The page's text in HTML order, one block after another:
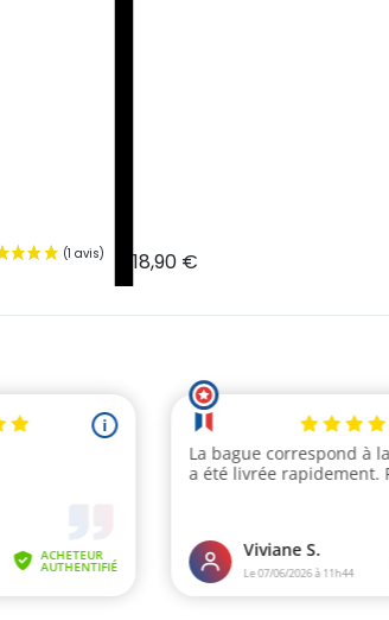
18,90 €